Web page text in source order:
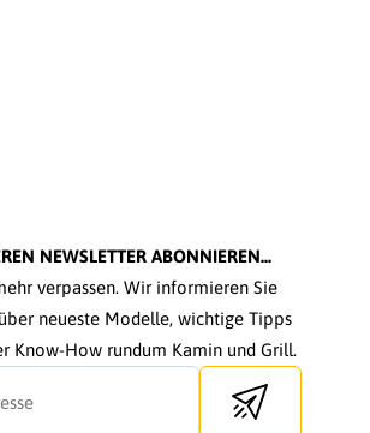
NEWSLETTER ABONNIEREN...
verpassen. Wir informieren Sie
neueste Modelle, wichtige Tipps
Know-How rundum Kamin und Grill.
Send newsletter